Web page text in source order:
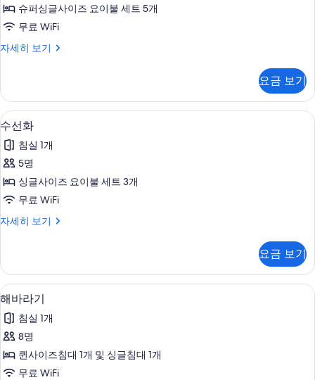
진
두
기
슈퍼싱글사이즈 요이불 세트 5개
무료 WiFi
자세히 보기
자
세
히
보
기
요금 보기
수
선
화
사
진
두
기
3
수선화
침실 1개
5명
싱글사이즈 요이불 세트 3개
무료 WiFi
자세히 보기
수
세
히
보
기
요금 보기
해
바
라
기
사
3
해바라기
침실 1개
8명
퀸사이즈침대 1개 및 싱글침대 1개
무료 WiFi